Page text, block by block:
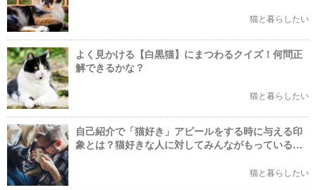
猫と暮らしたい
よく見かける【白黒猫】にまつわるクイズ！何問正
解できるかな？
猫と暮らしたい
自己紹介で「猫好き」アピールをする時に与える印
象とは？猫好きな人に対してみんながもっているイ
猫と暮らしたい